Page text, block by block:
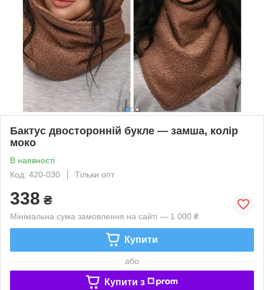
Бактус двосторонній букле — замша, колір
моко
В наявності
Код: 420-030
Тільки опт
338 ₴
Мінімальна сума замовлення на сайті — 1 000 ₴
Купити
або
Купити з